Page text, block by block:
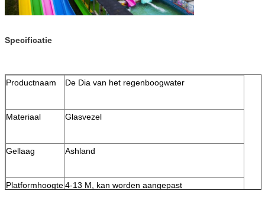
Specificatie
Productnaam De Dia van het regenboogwater
Materiaal Glasvezel
Gellaag Ashland
Platformhoogte4-13 M, kan worden aangepast